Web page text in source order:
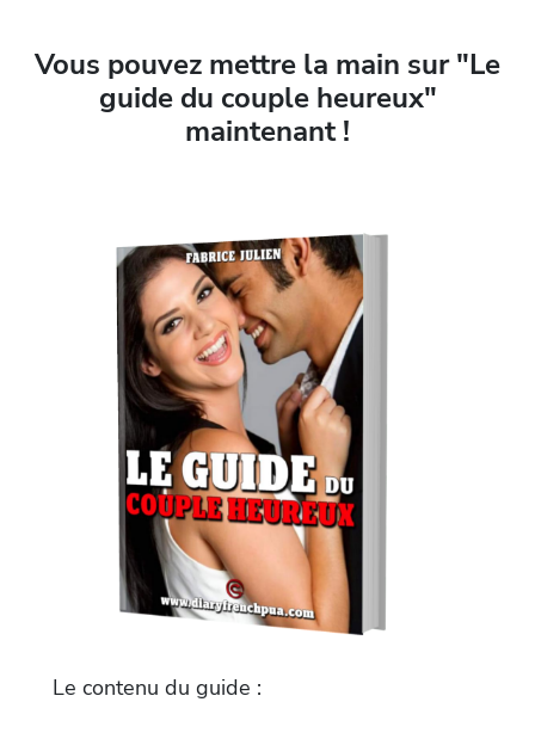
Vous pouvez mettre la main sur "Le
guide du couple heureux"
maintenant !
Le contenu du guide :